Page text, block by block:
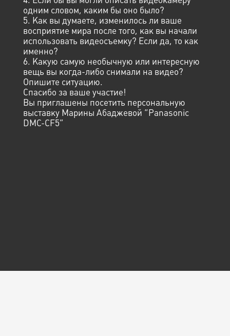
одним словом, каким бы оно было?
5. Как вы думаете, изменилось ли ваше
восприятие мира после того, как вы начали
использовать видеосъемку? Если да, то как
именно?
6. Какую самую необычную или интересную
вещь вы когда-либо снимали на видео?
Опишите ситуацию.
Спасибо за ваше участие!
Вы приглашены посетить персональную
выставку Марины Абаджевой “Panasonic
DMC-CF5”